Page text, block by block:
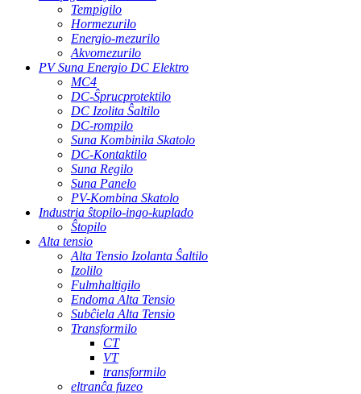
Tempigilo
Hormezurilo
Energio-mezurilo
Akvomezurilo
PV Suna Energio DC Elektro
MC4
DC-Ŝprucprotektilo
DC Izolita Ŝaltilo
DC-rompilo
Suna Kombinila Skatolo
DC-Kontaktilo
Suna Regilo
Suna Panelo
PV-Kombina Skatolo
Industria ŝtopilo-ingo-kuplado
Ŝtopilo
Alta tensio
Alta Tensio Izolanta Ŝaltilo
Izolilo
Fulmhaltigilo
Endoma Alta Tensio
Subĉiela Alta Tensio
Transformilo
CT
VT
transformilo
eltranĉa fuzeo